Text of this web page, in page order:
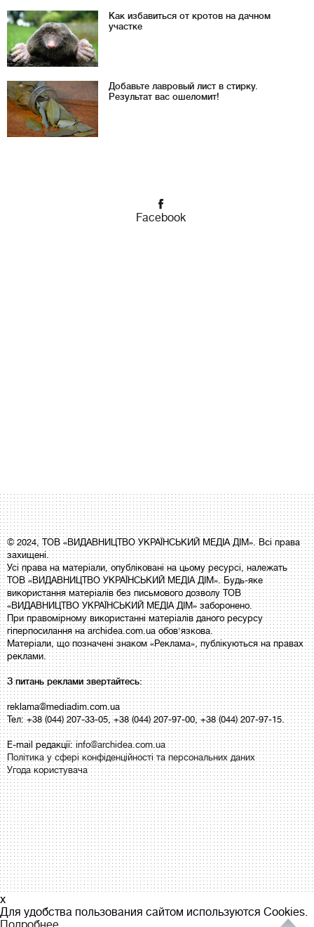
Как избавиться от кротов на дачном
участке
Добавьте лавровый лист в стирку.
Результат вас ошеломит!
Facebook
© 2024, ТОВ «ВИДАВНИЦТВО УКРАЇНСЬКИЙ МЕДІА ДІМ». Всі права
захищені.
Усі права на матеріали, опубліковані на цьому ресурсі, належать
ТОВ «ВИДАВНИЦТВО УКРАЇНСЬКИЙ МЕДІА ДІМ». Будь-яке
використання матеріалів без письмового дозволу ТОВ
«ВИДАВНИЦТВО УКРАЇНСЬКИЙ МЕДІА ДІМ» заборонено.
При правомірному використанні матеріалів даного ресурсу
гіперпосилання на archidea.com.ua обов'язкова.
Матеріали, що позначені знаком «Реклама», публікуються на правах
реклами.
З питань реклами звертайтесь:
reklama@mediadim.com.ua
Тел: +38 (044) 207-33-05, +38 (044) 207-97-00, +38 (044) 207-97-15.
E-mail редакції:info@archidea.com.ua
Політика у сфері конфіденційності та персональних даних
Угода користувача
x
Для удобства пользования сайтом используются Cookies.